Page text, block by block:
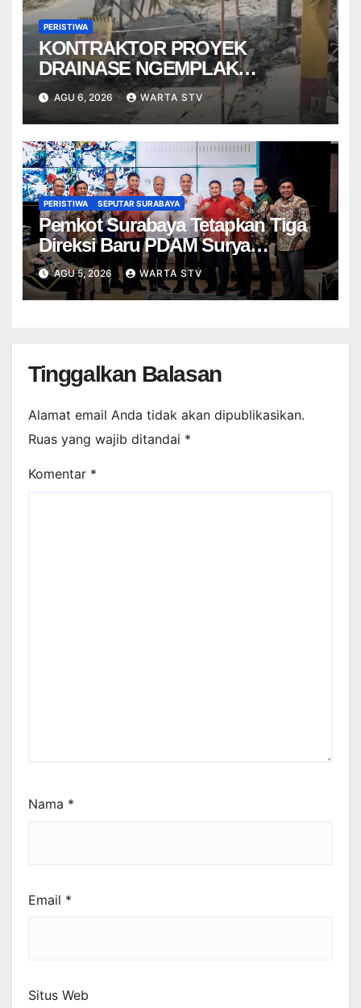
PERISTIWA
KONTRAKTOR PROYEK
DRAINASE NGEMPLAK
DISANKSI USAI WARGA
TERPELESET
AGU 6, 2026 WARTA STV
PERISTIWA SEPUTAR SURABAYA
Pemkot Surabaya Tetapkan Tiga
Direksi Baru PDAM Surya
Sembada, Fokus Perkuat
Layanan dan Kinerja
AGU 5, 2026 WARTA STV
Tinggalkan Balasan
Alamat email Anda tidak akan dipublikasikan.
Ruas yang wajib ditandai *
Komentar *
Nama *
Email *
Situs Web